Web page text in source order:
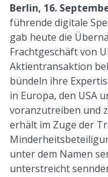
Berlin, 16.
führende digitale
gab heute die
Frachtgeschäft von
Aktientransaktion
bündeln ihre
in Europa, den USA
voranzutreiben und
erhält im Zuge der
unter dem Namen
unterstreicht